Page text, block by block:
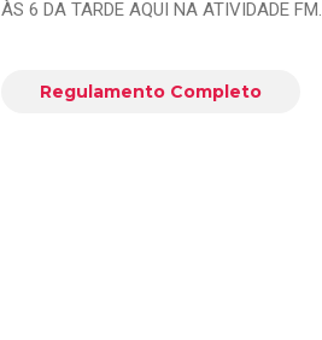
ÀS 6 DA TARDE AQUI NA ATIVIDADE FM.
Regulamento Completo